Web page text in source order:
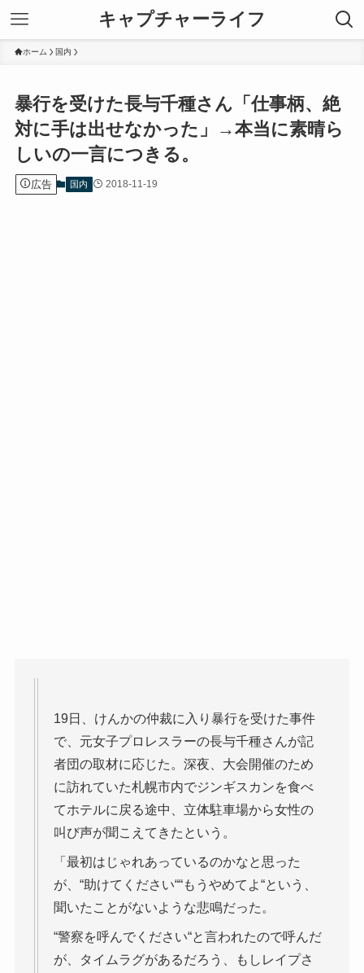
キャプチャーライフ
ホーム 国内
暴行を受けた長与千種さん「仕事柄、絶
対に手は出せなかった」→本当に素晴ら
しいの一言につきる。
広告 国内 2018-11-19
19日、けんかの仲裁に入り暴行を受けた事件
で、元女子プロレスラーの長与千種さんが記
者団の取材に応じた。深夜、大会開催のため
に訪れていた札幌市内でジンギスカンを食べ
てホテルに戻る途中、立体駐車場から女性の
叫び声が聞こえてきたという。
「最初はじゃれあっているのかなと思った
が、“助けてください““もうやめてよ“という、
聞いたことがないような悲鳴だった。
“警察を呼んでください“と言われたので呼んだ
が、タイムラグがあるだろう、もしレイプさ